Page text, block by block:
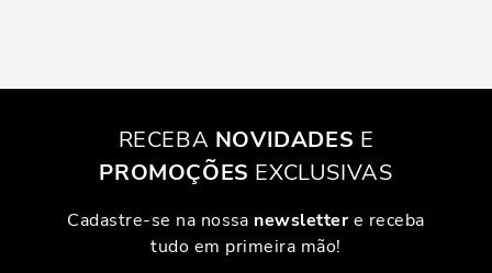
RECEBA NOVIDADES E
PROMOÇÕES EXCLUSIVAS
Cadastre-se na nossa newslettere receba
tudo em primeira mão!